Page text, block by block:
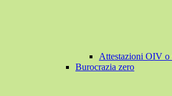
Attestazioni OIV o
Burocrazia zero